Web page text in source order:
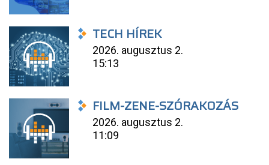
TECH HÍREK
2026. augusztus 2.
15:13
FILM-ZENE-SZÓRAKOZÁS
2026. augusztus 2.
11:09